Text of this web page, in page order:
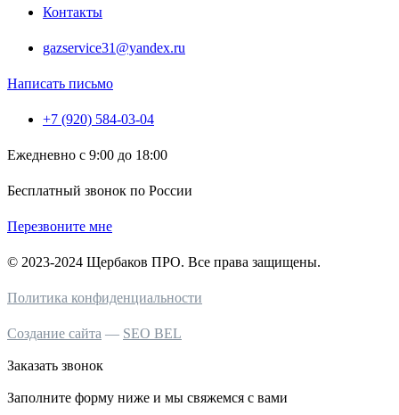
Контакты
gazservice31@yandex.ru
Написать письмо
+7 (920) 584-03-04
Ежедневно с 9:00 до 18:00
Бесплатный звонок по России
Перезвоните мне
© 2023-2024 Щербаков ПРО. Все права защищены.
Политика конфиденциальности
Создание сайта — SEO BEL
Заказать звонок
Заполните форму ниже и мы свяжемся с вами